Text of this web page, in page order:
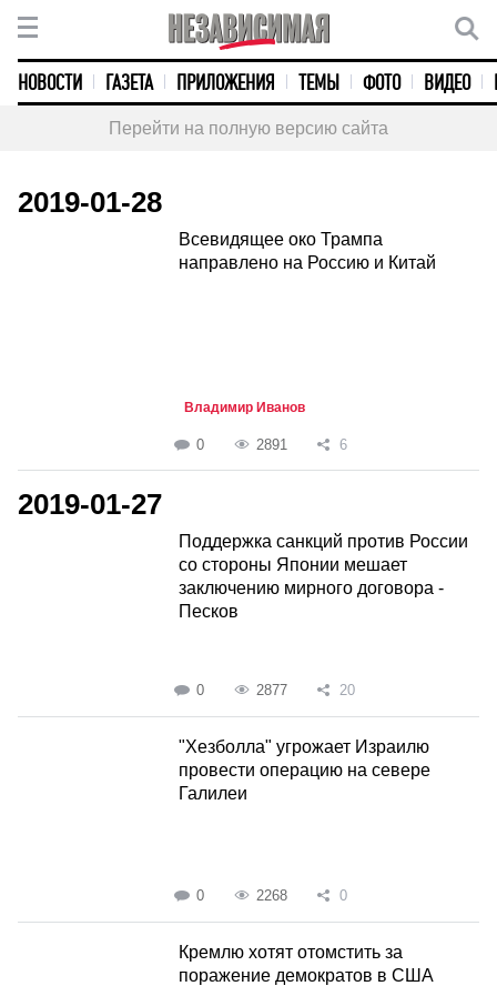
НОВОСТИ ГАЗЕТА ПРИЛОЖЕНИЯ ТЕМЫ ФОТО ВИДЕО
Перейти на полную версию сайта
2019-01-28
Всевидящее око Трампа
направлено на Россию и Китай
Владимир Иванов
0 2891 6
2019-01-27
Поддержка санкций против России
со стороны Японии мешает
заключению мирного договора -
Песков
0 2877 20
"Хезболла" угрожает Израилю
провести операцию на севере
Галилеи
0 2268 0
Кремлю хотят отомстить за
поражение демократов в США